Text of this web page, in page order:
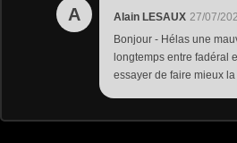
A Alain LESAUX 27/07/
Bonjour - Hélas une
longtemps entre fadéral
essayer de faire mieux